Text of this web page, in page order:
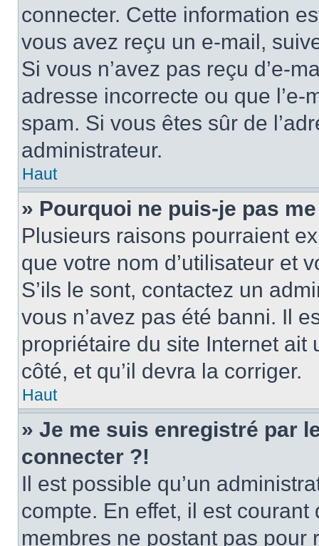
connecter. Cette information
vous avez reçu un e-mail,
Si vous n’avez pas reçu d’e-
adresse incorrecte ou que
spam. Si vous êtes sûr de
administrateur.
Haut
» Pourquoi ne puis-je pas
Plusieurs raisons pourraient
que votre nom d’utilisateur et
S’ils le sont, contactez un
vous n’avez pas été banni. Il
propriétaire du site Internet
côté, et qu’il devra la corriger.
Haut
» Je me suis enregistré par
connecter ?!
Il est possible qu’un
compte. En effet, il est
membres ne postant pas